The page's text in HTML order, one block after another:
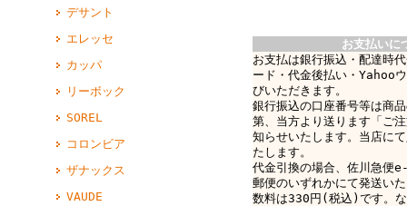
デサント
エレッセ
カッパ
リーボック
SOREL
コロンビア
ザナックス
VAUDE
お支払いに
お支払は銀行振込・配達時
ード・代金後払い・Yahoo
びいただきます。
銀行振込の口座番号等は商
第、当方より送ります「ご
知らせいたします。当店に
たします。
代金引換の場合、佐川急
郵便のいずれかにて発送い
数料は330円(税込)です